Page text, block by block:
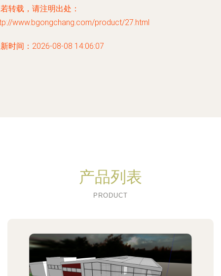
转载，请注明出处：
www.bgongchang.com/product/27.html
时间：2026-08-08 14:06:07
产品列表
PRODUCT